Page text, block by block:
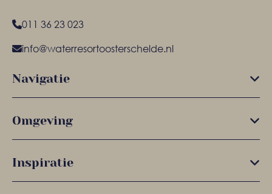
011 36 23 023
info@waterresortoosterschelde.nl
Navigatie
Omgeving
Inspiratie